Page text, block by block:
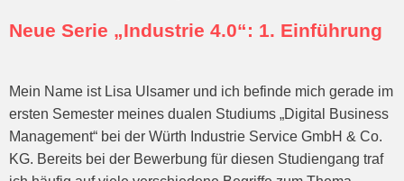
Neue Serie „Industrie 4.0“: 1. Einführung
Mein Name ist Lisa Ulsamer und ich befinde mich gerade im
ersten Semester meines dualen Studiums „Digital Business
Management“ bei der Würth Industrie Service GmbH & Co.
KG. Bereits bei der Bewerbung für diesen Studiengang traf